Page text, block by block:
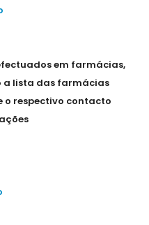
em farmácias,
a lista das farmácias
o respectivo contacto